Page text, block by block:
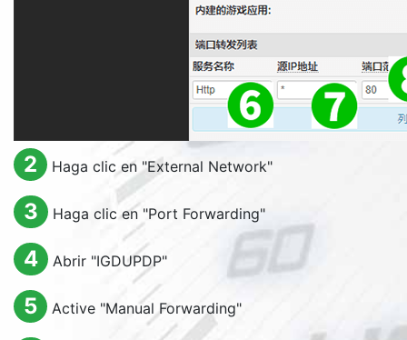
2 Haga clic en "External Network"
3 Haga clic en "Port Forwarding"
4 Abrir "IGDUPDP"
5 Active "Manual Forwarding"